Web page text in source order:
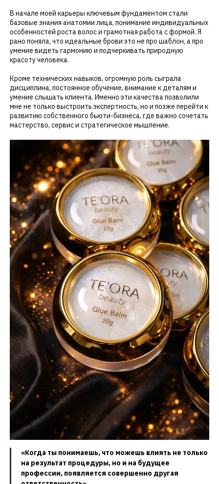
В начале моей карьеры ключевым фундаментом стали
базовые знания анатомии лица, понимание индивидуальных
особенностей роста волос и грамотная работа с формой. Я
рано поняла, что идеальные брови это не про шаблон, а про
умение видеть гармонию и подчеркивать природную
красоту человека.
Кроме технических навыков, огромную роль сыграла
дисциплина, постоянное обучение, внимание к деталям и
умение слышать клиента. Именно эти качества позволили
мне не только выстроить экспертность, но и позже перейти к
развитию собственного бьюти-бизнеса, где важно сочетать
мастерство, сервис и стратегическое мышление.
«Когда ты понимаешь, что можешь влиять не только
на результат процедуры, но и на будущее
профессии, появляется совершенно другая